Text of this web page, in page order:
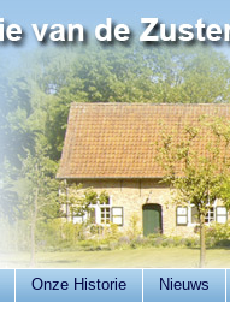
Onze Historie Nieuws